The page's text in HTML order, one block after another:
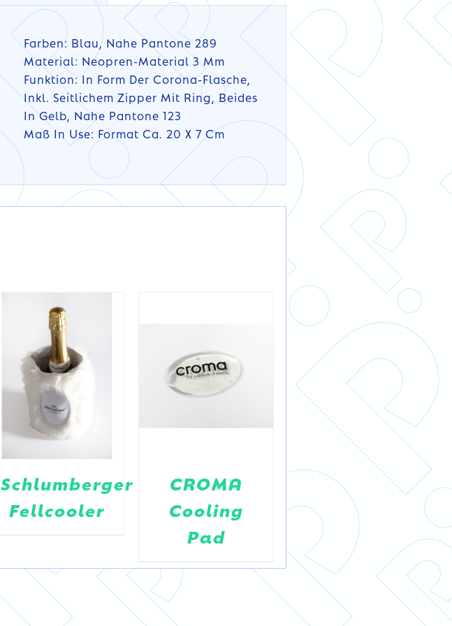
Farben: Blau, Nahe Pantone 289
Material: Neopren-Material 3 Mm
Funktion: In Form Der Corona-Flasche,
Inkl. Seitlichem Zipper Mit Ring, Beides
In Gelb, Nahe Pantone 123
Maß In Use: Format Ca. 20 X 7 Cm
Schlumberger
Fellcooler
CROMA
Cooling
Pad
DETAILS
Kühltasche
“Wiesbauer
Original”